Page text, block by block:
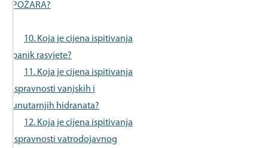
POŽARA?
10. Koja je cijena ispitivanja
panik rasvjete?
11. Koja je cijena ispitivanja
ispravnosti vanjskih i
unutarnjih hidranata?
12. Koja je cijena ispitivanja
ispravnosti vatrodojavnog